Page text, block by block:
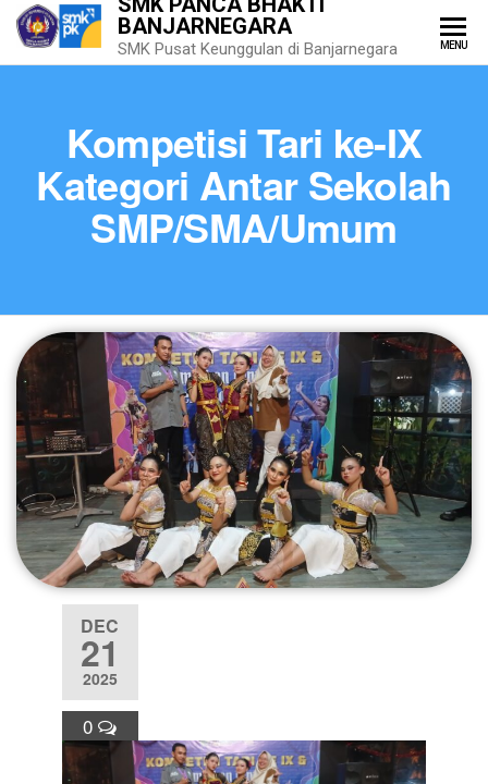
BANJARNEGARA
SMK Pusat Keunggulan di Banjarnegara MENU
Kompetisi Tari ke-IX
Kategori Antar Sekolah
SMP/SMA/Umum
DEC
21
2025
0